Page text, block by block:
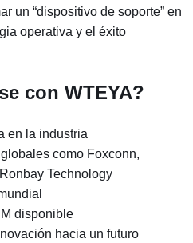
un “dispositivo de soporte” en
operativa y el éxito
con WTEYA?
en la industria
como Foxconn,
Technology
disponible
hacia un futuro